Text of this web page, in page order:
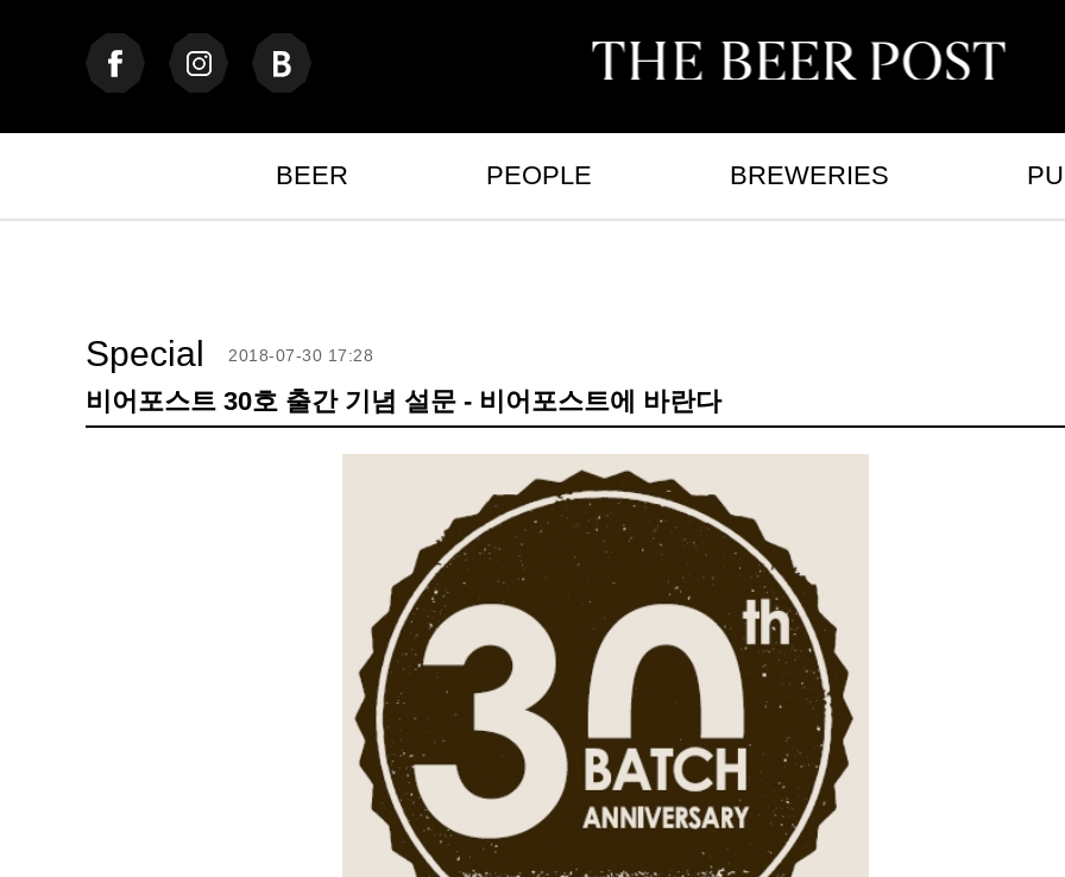
BEER PEOPLE BREWERIES
Special
비어포스트 30호 출간 기념 설문 - 비어포스트에 바란다
2018-07-30 17:28